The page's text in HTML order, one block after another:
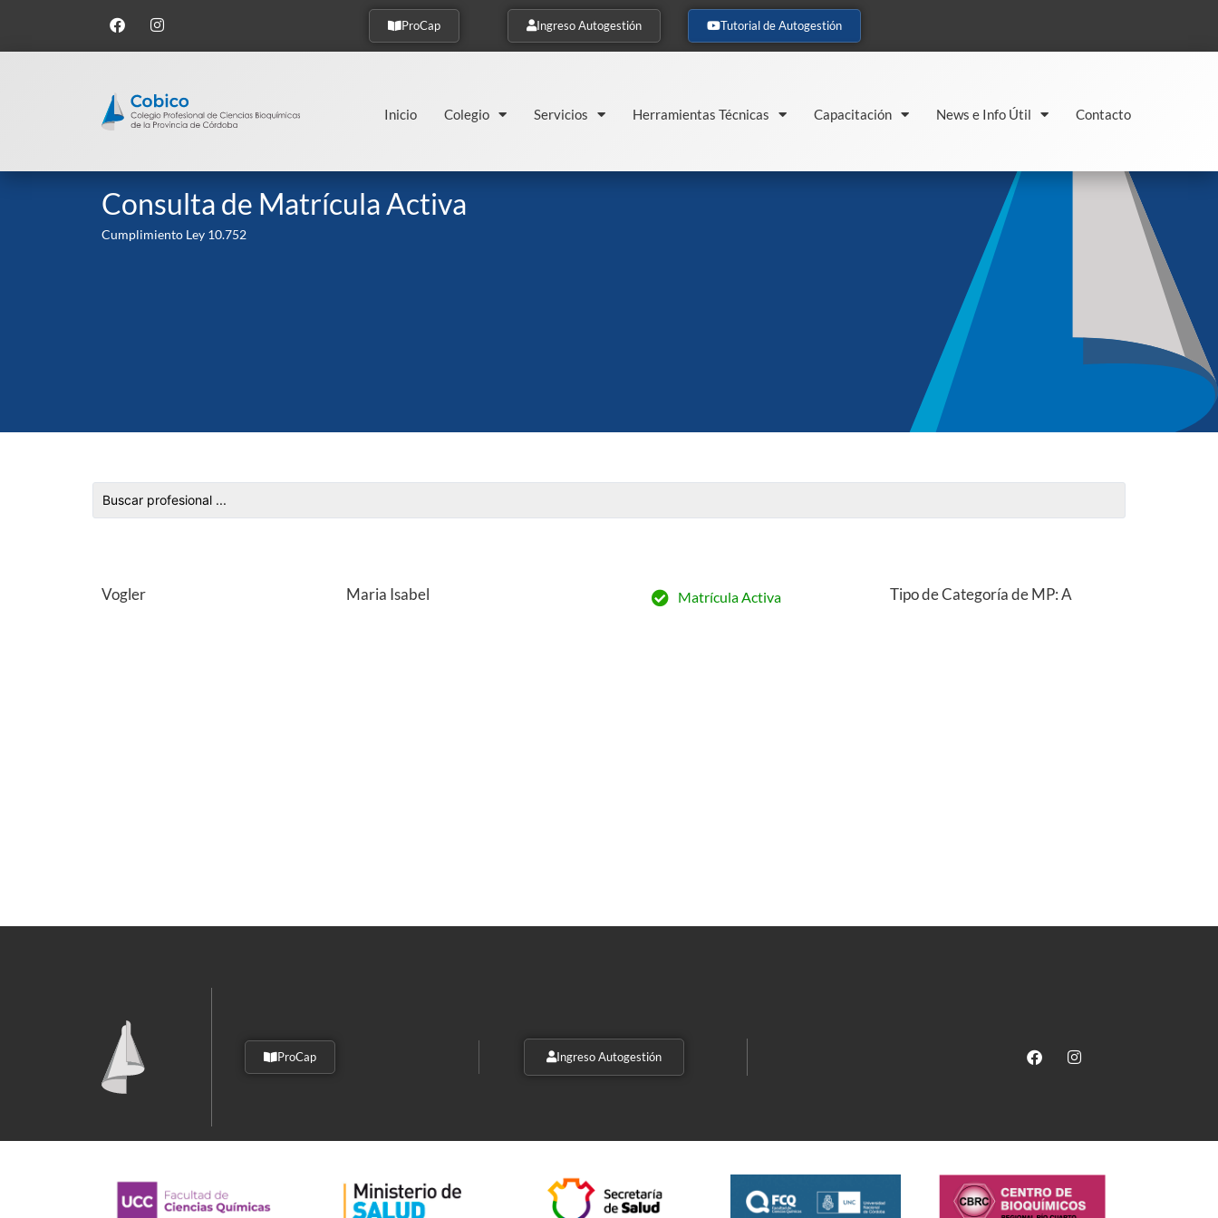
ProCap Ingreso Autogestión Tutorial de Autogestión
Inicio Colegio Servicios Herramientas Técnicas Capacitación News e Info Útil Contacto
Consulta de Matrícula Activa
Cumplimiento Ley 10.752
Vogler Maria Isabel Matrícula Activa Tipo de Categoría de MP: A
ProCap Ingreso Autogestión